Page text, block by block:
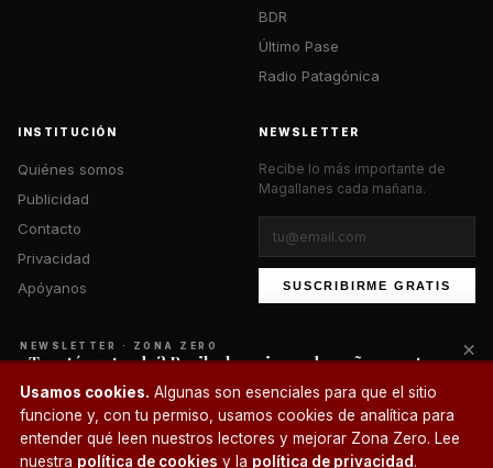
BDR
Último Pase
Radio Patagónica
INSTITUCIÓN
Quiénes somos
Publicidad
Contacto
Privacidad
Apóyanos
NEWSLETTER
Recibe lo más importante de
Magallanes cada mañana.
SUSCRIBIRME GRATIS
© 2026 Zona Zero Media. Todos los derechos reservados.
Usamos cookies. Algunas son esenciales para que el sitio
funcione y, con tu permiso, usamos cookies de analítica para
entender qué leen nuestros lectores y mejorar Zona Zero. Lee
nuestra política de cookies y la política de privacidad.
¿Un café?
NEWSLETTER · ZONA ZERO
¿Te está gustando? Recibe lo mejor cada mañana en tu
correo.
SUSCRIBIRME
×